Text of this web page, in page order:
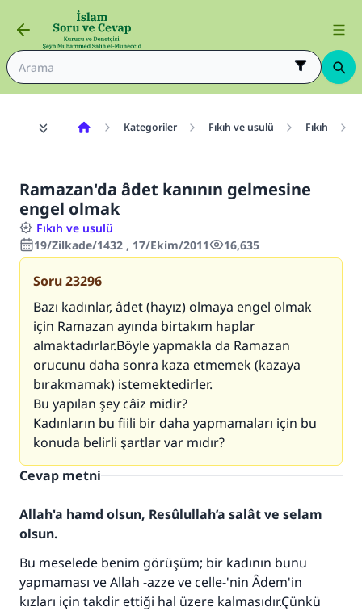
Kategoriler Fıkıh ve usulü Fıkıh
Ramazan'da âdet kanının gelmesine
engel olmak
Fıkıh ve usulü
19/Zilkade/1432 , 17/Ekim/2011
16,635
Soru23296
Bazı kadınlar, âdet (hayız) olmaya engel olmak
için Ramazan ayında birtakım haplar
almaktadırlar.Böyle yapmakla da Ramazan
orucunu daha sonra kaza etmemek (kazaya
bırakmamak) istemektedirler.
Bu yapılan şey câiz midir?
Kadınların bu fiili bir daha yapmamaları için bu
konuda belirli şartlar var mıdır?
Cevap metni
Allah'a hamd olsun, Resûlullah’a salât ve selam
olsun.
Bu meselede benim görüşüm; bir kadının bunu
yapmaması ve Allah -azze ve celle-'nin Âdem'in
kızları için takdir ettiği hal üzere kalmasıdır.Çünkü